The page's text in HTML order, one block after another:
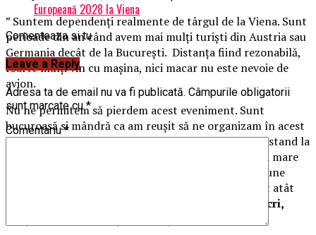
” Suntem dependenți realmente de târgul de la Viena. Sunt
perioade din an când avem mai mulți turiști din Austria sau
Germania decât de la București. Distanța fiind rezonabilă,
foarte mulți vin cu mașina, nici macar nu este nevoie de
avion.
Nu ne permitem să pierdem acest eveniment. Sunt
bucuroasă si mândră ca am reușit să ne organizam în acest
fel și pot să confirm că fiecare dintre colegii mei de stand la
această expoziție va reprezenta România cu cea mai mare
dragoste și responsabilitate. Proiectul Banat – Regiune
Gastronomică Europeană este extrem de important atât
Corina Macri,
Europeană 2028 la Viena
Comenteaza si tu
Leave a Reply
Adresa ta de email nu va fi publicată. Câmpurile obligatorii
sunt marcate cu*
Comentariu*